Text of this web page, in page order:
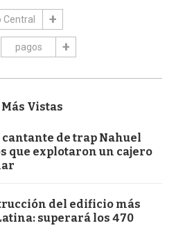
Central
pagos
Más Vistas
de trap Nahuel
que explotaron un cajero
del edificio más
superará los 470